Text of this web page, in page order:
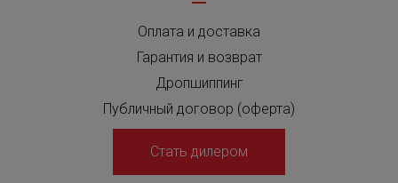
Оплата и доставка
Гарантия и возврат
Дропшиппинг
Публичный договор (оферта)
Стать дилером